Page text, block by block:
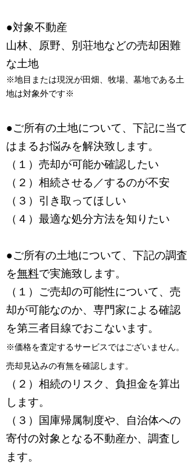
●対象不動産
​山林、原野、別荘地などの売却困難
な土地
※地目または現況が田畑、牧場、墓地である土
地は対象外です※
●ご所有の土地について、下記に当て
はまるお悩みを解決致します。
​（１）売却が可能か確認したい
（２）相続させる／するのが不安
（３）引き取ってほしい
​（４）最適な処分方法を知りたい
​●ご所有の土地について、 下記の調査
を無料で実施致します。
（１）ご売却の可能性について、売
却が可能なのか、専門家による確認
を第三者目線でおこないます。
※価格を査定するサービスではございません。
売却見込みの有無を確認します。
（２）相続のリスク、負担金を算出
します。
（３）国庫帰属制度や、自治体への
寄付の対象となる不動産か、調査し
ます。